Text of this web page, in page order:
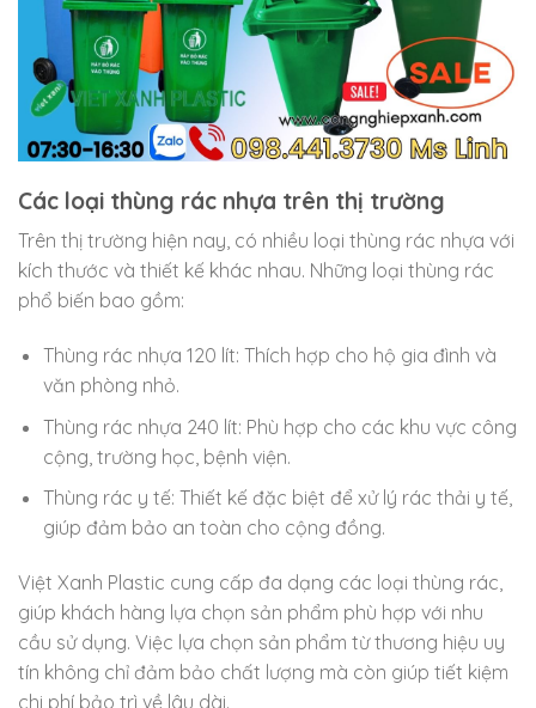
Các loại thùng rác nhựa trên thị trường
Trên thị trường hiện nay, có nhiều loại thùng rác nhựa với
kích thước và thiết kế khác nhau. Những loại thùng rác
phổ biến bao gồm:
Thùng rác nhựa 120 lít: Thích hợp cho hộ gia đình và
văn phòng nhỏ.
Thùng rác nhựa 240 lít: Phù hợp cho các khu vực công
cộng, trường học, bệnh viện.
Thùng rác y tế: Thiết kế đặc biệt để xử lý rác thải y tế,
giúp đảm bảo an toàn cho cộng đồng.
Việt Xanh Plastic cung cấp đa dạng các loại thùng rác,
giúp khách hàng lựa chọn sản phẩm phù hợp với nhu
cầu sử dụng. Việc lựa chọn sản phẩm từ thương hiệu uy
tín không chỉ đảm bảo chất lượng mà còn giúp tiết kiệm
chi phí bảo trì về lâu dài.